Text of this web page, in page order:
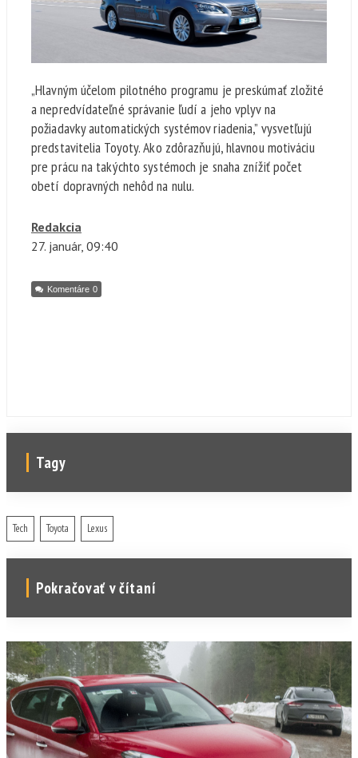
„Hlavným účelom pilotného programu je preskúmať zložité
a nepredvídateľné správanie ľudí a jeho vplyv na
požiadavky automatických systémov riadenia,” vysvetľujú
predstavitelia Toyoty. Ako zdôrazňujú, hlavnou motiváciu
pre prácu na takýchto systémoch je snaha znížiť počet
obetí dopravných nehôd na nulu.
Redakcia
27. január, 09:40
Komentáre 0
Tagy
Tech Toyota Lexus
Pokračovať v čítaní